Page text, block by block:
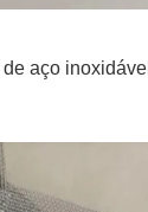
aço inoxidável